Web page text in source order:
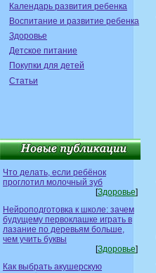
Календарь развития ребенка
Воспитание и развитие ребенка
Здоровье
Детское питание
Покупки для детей
Статьи
Что делать, если ребёнок
проглотил молочный зуб
[Здоровье]
Нейроподготовка к школе: зачем
будущему первоклашке играть в
лазание по деревьям больше,
чем учить буквы
[Здоровье]
Как выбрать акушерскую